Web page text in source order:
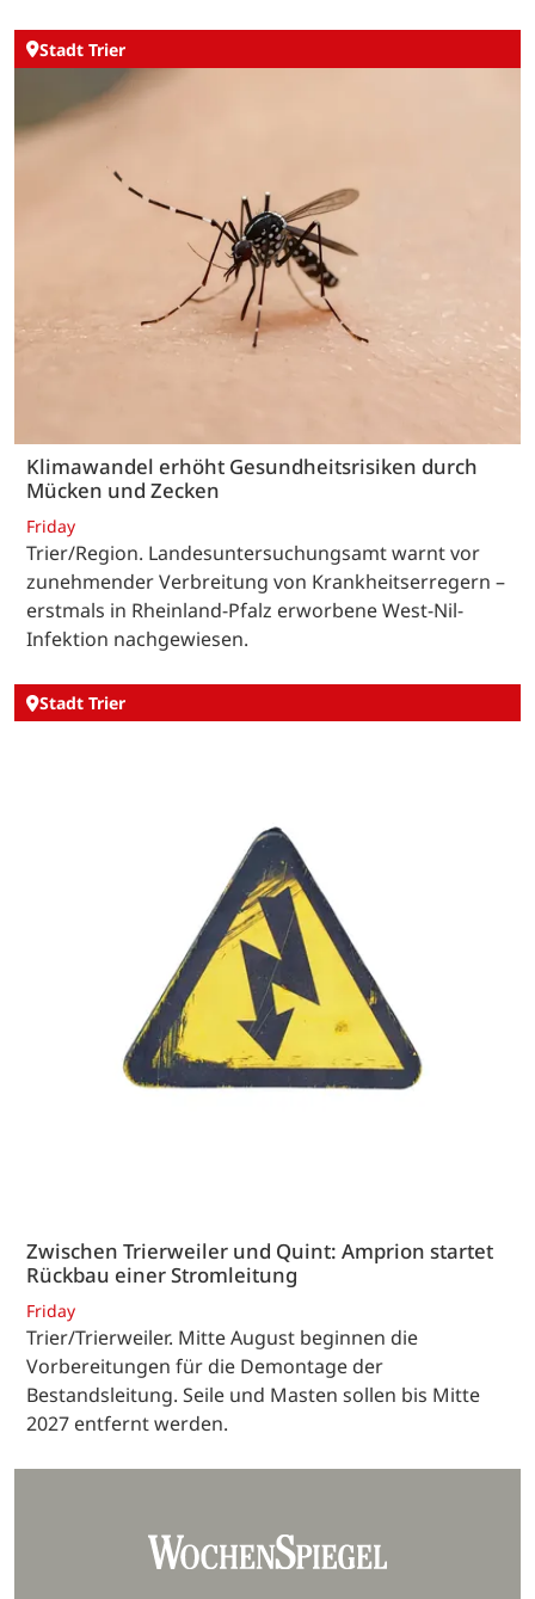
Stadt Trier
Klimawandel erhöht Gesundheitsrisiken durch
Mücken und Zecken
Friday
Trier/Region. Landesuntersuchungsamt warnt vor
zunehmender Verbreitung von Krankheitserregern –
erstmals in Rheinland-Pfalz erworbene West-Nil-
Infektion nachgewiesen.
Stadt Trier
Zwischen Trierweiler und Quint: Amprion startet
Rückbau einer Stromleitung
Friday
Trier/Trierweiler. Mitte August beginnen die
Vorbereitungen für die Demontage der
Bestandsleitung. Seile und Masten sollen bis Mitte
2027 entfernt werden.